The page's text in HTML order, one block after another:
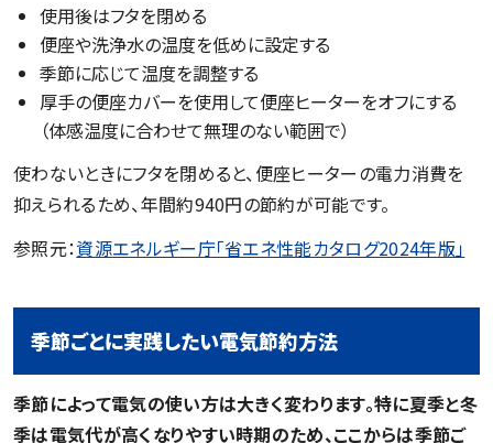
使用後はフタを閉める
便座や洗浄水の温度を低めに設定する
季節に応じて温度を調整する
厚手の便座カバーを使用して便座ヒーターをオフにする
（体感温度に合わせて無理のない範囲で）
使わないときにフタを閉めると、便座ヒーターの電力消費を
抑えられるため、年間約940円の節約が可能です。
参照元：資源エネルギー庁「省エネ性能カタログ2024年版」
季節ごとに実践したい電気節約方法
季節によって電気の使い方は大きく変わります。特に夏季と冬
季は電気代が高くなりやすい時期のため、ここからは季節ご